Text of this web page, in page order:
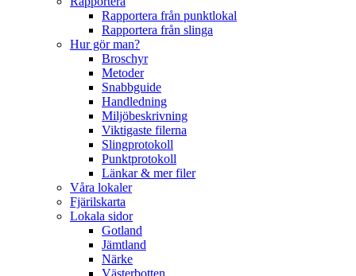
Rapportera från punktlokal
Rapportera från slinga
Hur gör man?
Broschyr
Metoder
Snabbguide
Handledning
Miljöbeskrivning
Viktigaste filerna
Slingprotokoll
Punktprotokoll
Länkar & mer filer
Våra lokaler
Fjärilskarta
Lokala sidor
Gotland
Jämtland
Närke
Västerbotten